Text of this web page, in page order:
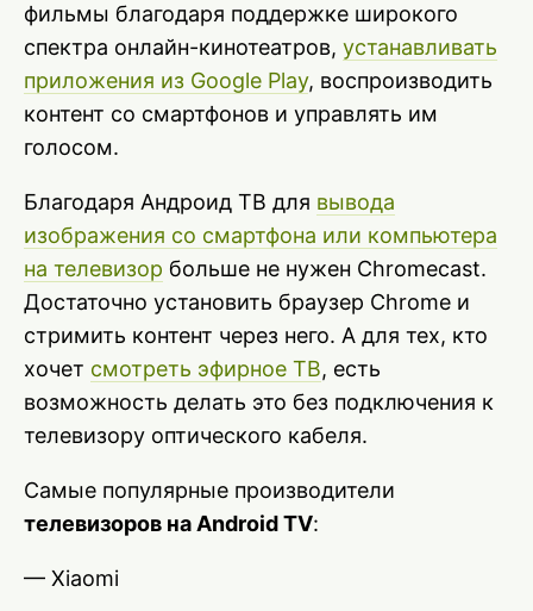
фильмы благодаря поддержке широкого
спектра онлайн-кинотеатров, устанавливать
приложения из Google Play, воспроизводить
контент со смартфонов и управлять им
голосом.
Благодаря Андроид ТВ для вывода
изображения со смартфона или компьютера
на телевизор больше не нужен Chromecast.
Достаточно установить браузер Chrome и
стримить контент через него. А для тех, кто
хочет смотреть эфирное ТВ, есть
возможность делать это без подключения к
телевизору оптического кабеля.
Самые популярные производители
телевизоров на Android TV:
— Xiaomi